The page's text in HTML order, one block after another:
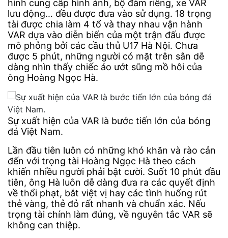
hình cung cấp hình ảnh, bộ đàm riêng, xe VAR
lưu động… đều được đưa vào sử dụng. 18 trọng
tài được chia làm 4 tổ và thay nhau vận hành
VAR dựa vào diễn biến của một trận đấu được
mô phỏng bởi các cầu thủ U17 Hà Nội. Chưa
được 5 phút, những người có mặt trên sân dễ
dàng nhìn thấy chiếc áo ướt sũng mồ hôi của
ông Hoàng Ngọc Hà.
Sự xuất hiện của VAR là bước tiến lớn của bóng
đá Việt Nam.
Lần đầu tiên luôn có những khó khăn và rào cản
đến với trọng tài Hoàng Ngọc Hà theo cách
khiến nhiều người phải bật cười. Suốt 10 phút đầu
tiên, ông Hà luôn dễ dàng đưa ra các quyết định
về thổi phạt, bắt việt vị hay các tình huống rút
thẻ vàng, thẻ đỏ rất nhanh và chuẩn xác. Nếu
trọng tài chính làm đúng, về nguyên tắc VAR sẽ
không can thiệp.